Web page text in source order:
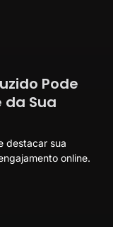
Pode
da Sua
destacar sua
online.